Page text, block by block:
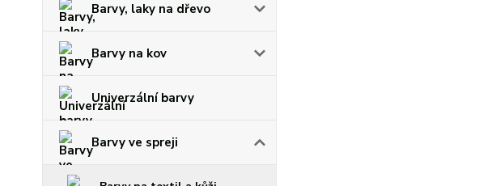
Barvy, laky na dřevo
Barvy na kov
Univerzální barvy
Barvy ve spreji